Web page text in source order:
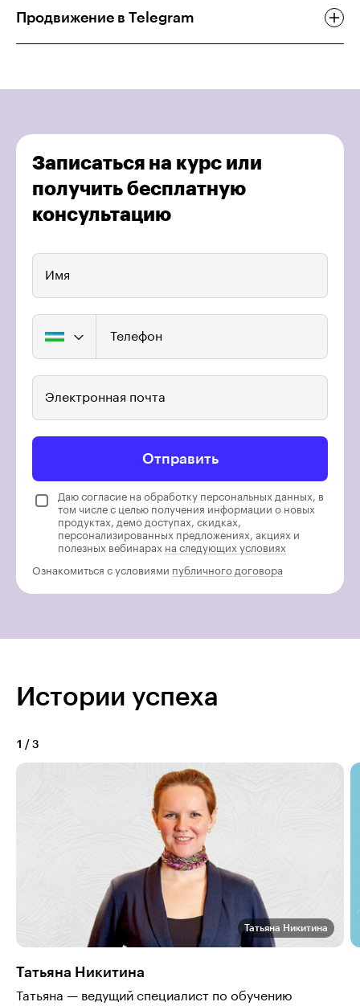
Продвижение в Telegram
Записаться на курс или
получить бесплатную
консультацию
Имя
Телефон
Электронная почта
Отправить
Даю согласие на обработку персональных данных, в
том числе с целью получения информации о новых
продуктах, демо доступах, скидках,
персонализированных предложениях, акциях и
полезных вебинарах на следующих условиях
Ознакомиться с условиями публичного договора
Истории успеха
1 / 3
Татьяна Никитина
Татьяна Никитина
Татьяна — ведущий специалист по обучению